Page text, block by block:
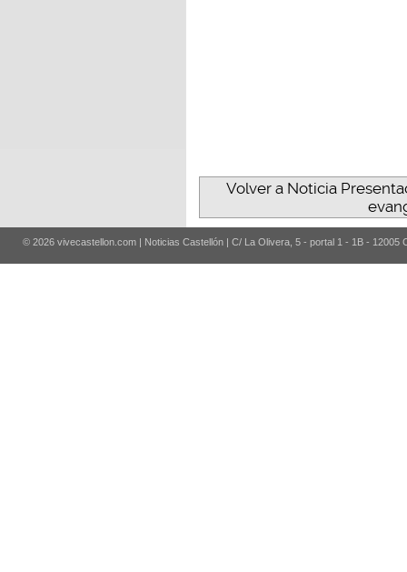
Volver a Noticia
© 2026 vivecastellon.com | Noticias Castellón | C/ La Olivera, 5 - portal 1 - 1B - 12005